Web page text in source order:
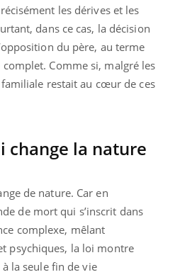
les dérives et les
dans ce cas, la décision
du père, au terme
Comme si, malgré les
restait au cœur de ces
change la nature
de nature. Car en
de mort qui s’inscrit dans
complexe, mêlant
psychiques, la loi montre
la seule fin de vie